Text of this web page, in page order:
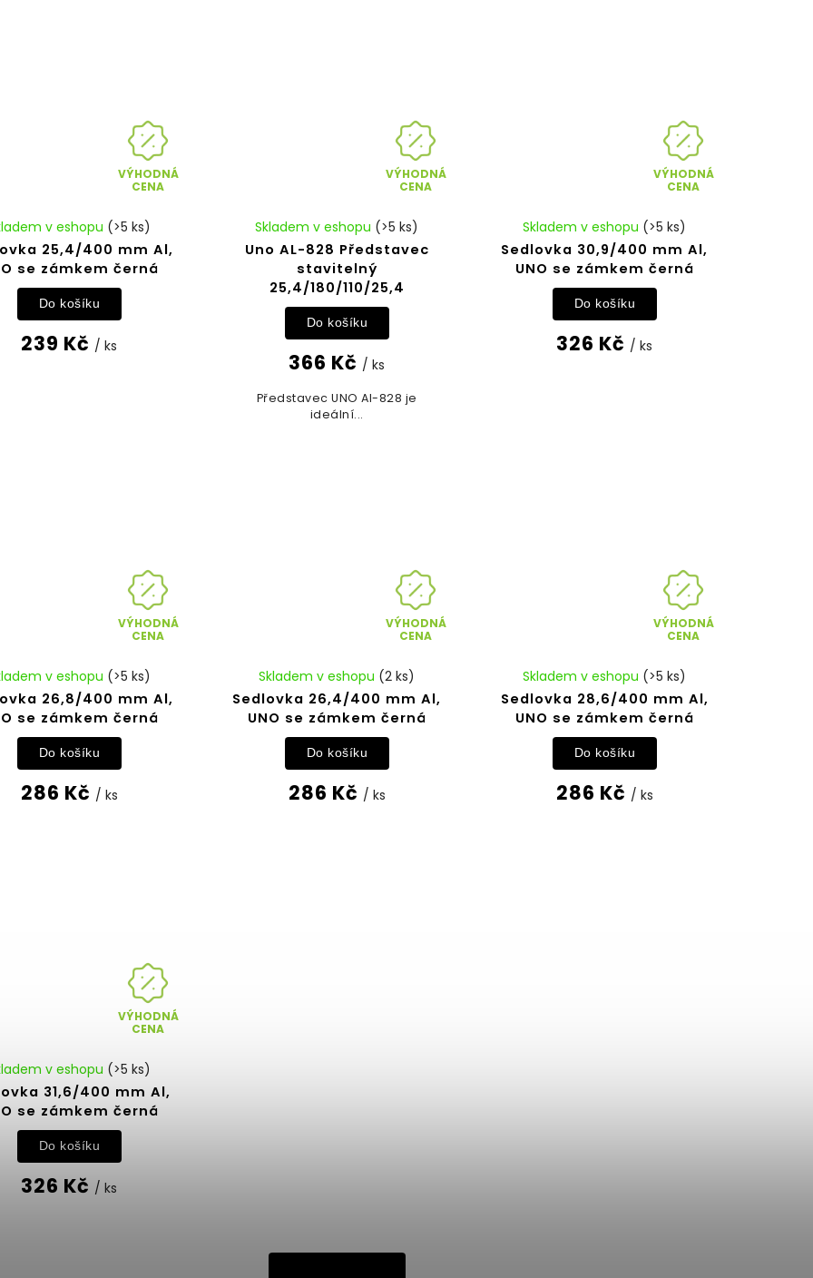
VÝHODNÁ
CENA
25,4/400 mm Al,
se zámkem černá
v eshopu (>5 ks)
239 Kč / ks
Do košíku
VÝHODNÁ
CENA
Uno AL-828 Představec
stavitelný
25,4/180/110/25,4
Skladem v eshopu (>5 ks)
366 Kč / ks
Do košíku
Představec UNO Al-828 je
ideální...
VÝHODNÁ
CENA
Sedlovka 30,9/400 mm Al,
UNO se zámkem černá
Skladem v eshopu (>5 ks)
326 Kč / ks
Do košíku
VÝHODNÁ
CENA
26,8/400 mm Al,
se zámkem černá
v eshopu (>5 ks)
286 Kč / ks
Do košíku
VÝHODNÁ
CENA
Sedlovka 26,4/400 mm Al,
UNO se zámkem černá
Skladem v eshopu (2 ks)
286 Kč / ks
Do košíku
VÝHODNÁ
CENA
Sedlovka 28,6/400 mm Al,
UNO se zámkem černá
Skladem v eshopu (>5 ks)
286 Kč / ks
Do košíku
VÝHODNÁ
CENA
31,6/400 mm Al,
se zámkem černá
v eshopu (>5 ks)
326 Kč / ks
Do košíku